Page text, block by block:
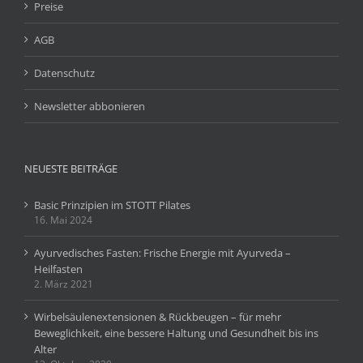
Preise
AGB
Datenschutz
Newsletter abbonieren
NEUESTE BEITRÄGE
Basic Prinzipien im STOTT Pilates
16. Mai 2024
Ayurvedisches Fasten: Frische Energie mit Ayurveda –
Heilfasten
2. März 2021
Wirbelsäulenextensionen & Rückbeugen – für mehr
Beweglichkeit, eine bessere Haltung und Gesundheit bis ins
Alter